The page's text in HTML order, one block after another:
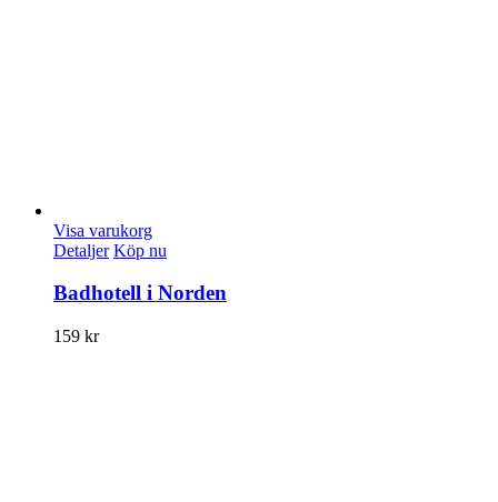
Visa varukorg
Detaljer Köp nu
Badhotell i Norden
159 kr